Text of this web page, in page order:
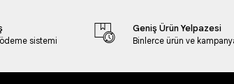
sistemi
Geniş Ürün Yelpazesi
Binlerce ürün ve